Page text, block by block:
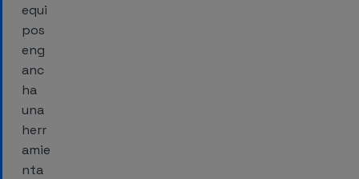
equi
pos
eng
anc
ha
una
herr
amie
nta